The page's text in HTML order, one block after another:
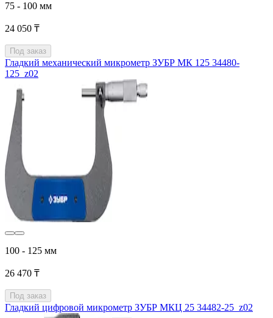
75 - 100 мм
24 050 ₸
Под заказ
Гладкий механический микрометр ЗУБР МК 125 34480-
125_z02
100 - 125 мм
26 470 ₸
Под заказ
Гладкий цифровой микрометр ЗУБР МКЦ 25 34482-25_z02